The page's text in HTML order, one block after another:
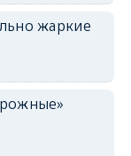
жаркие